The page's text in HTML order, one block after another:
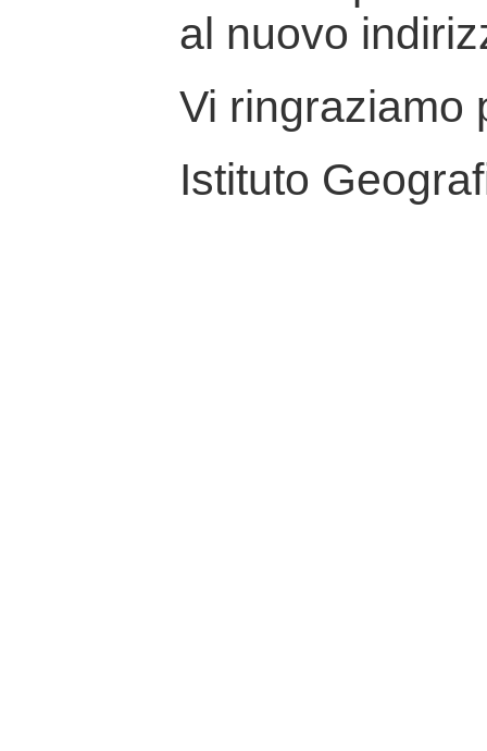
al nuovo
Vi ringraziamo
Istituto